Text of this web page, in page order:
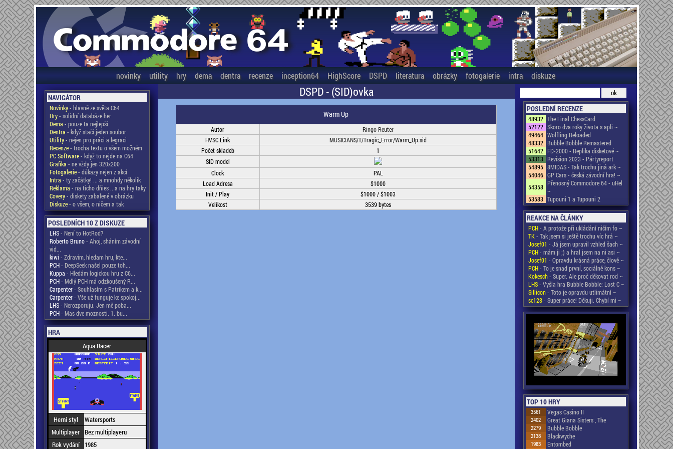
novinky utility hry dema dentra recenze inception64 HighScore DSPD literatura obrázky fotogalerie intra diskuze
NAVIGÁTOR
Novinky- hlavně ze světa C64
Hry- solidní databáze her
Dema - pouze ta nejlepší
Dentra - když stačí jeden soubor
Utility- nejen pro práci a legraci
Recenze- trocha textu o všem možném
PC Software- když to nejde na C64
Grafika - ne vždy jen 320x200
Fotogalerie- důkazy nejen z akcí
Intra - ty začátky! ... a mnohdy několik
Reklama - na ticho dňies .. a na hry taky
Covery- diskety zabalené v obrázku
Diskuze- o všem, o ničem a tak
POSLEDNÍCH 10 Z DISKUZE
LHS- Není to HotRod?
Roberto Bruno- Ahoj, sháním závodní
vid...
kiwi - Zdravim, hledam hru, kte...
PCH- DeepSeek našel pouze toh...
Kuppa - Hledám logickou hru z C6...
PCH- Mdlý PCH má odzkoušený R...
Carpenter- Souhlasím s Patrikem a k...
Carpenter- Vše už funguje ke spokoj...
LHS- Nerozporuju. Jen mě poba...
PCH- Mas dve moznosti. 1. bu...
HRA
Aqua Racer
Herní styl
Watersports
Multiplayer Bez multiplayeru
Rok vydání
1985
DSPD - (SID)ovka
Warm Up
Autor
Ringo Reuter
HVSC Link
MUSICIANS/T/Tragic_Error/Warm_Up.sid
Počet skladeb
1
SID model
Clock
PAL
Load Adresa
$1000
Init / Play
$1000 / $1003
Velikost
3539 bytes
POSLEDNÍ RECENZE
48932 The Final ChessCard
52122 Skoro dva roky života s apli ~
49464 Wolfling Reloaded
48332 Bubble Bobble Remastered
51642 FD-2000 - Replika disketové ~
53313 Revision 2023 - Pártyreport
54895 8MIDAS - Tak trochu jiná ark ~
54046 GP Cars - česká závodní hra! ~
54358 Přenosný Commodore 64 - uHel
~
53583 Tupouni 1 a Tupouni 2
REAKCE NA ČLÁNKY
PCH- A protože při ukládání ničím fo ~
TK- Tak jsem si ještě trochu víc hrá ~
Josef01 - Já jsem upravil vzhled šach ~
PCH- mám ji ;) a hral jsem na ni asi ~
Josef01 - Opravdu krásná práce, člově ~
PCH- To je snad první, sociálně kons ~
Kokesch- Super. Ale proč děkovat rod ~
LHS- Vyšla hra Bubble Bobble: Lost C ~
Sillicon- Toto je opravdu utlimátní ~
sc128- Super práce! Děkuji. Chybí mi ~
TOP 10 HRY
3561 Vegas Casino II
2402 Great Giana Sisters , The
2279 Bubble Bobble
2138 Blackwyche
1983 Entombed